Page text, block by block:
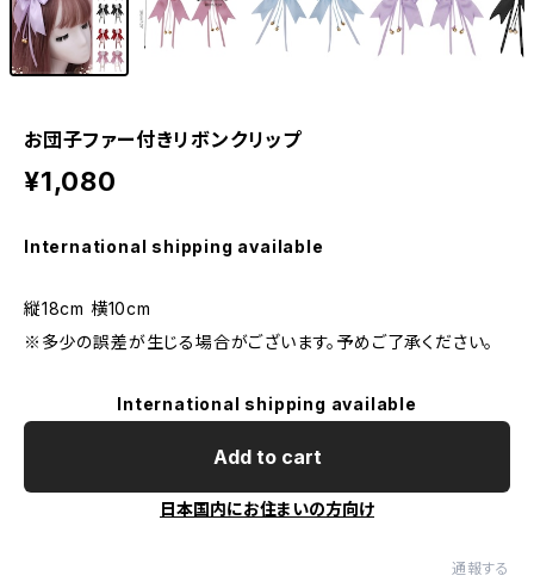
お団子ファー付きリボンクリップ
¥1,080
International shipping available
縦18cm 横10cm
※多少の誤差が生じる場合がございます。予めご了承ください。
International shipping available
Add to cart
日本国内にお住まいの方向け
通報する